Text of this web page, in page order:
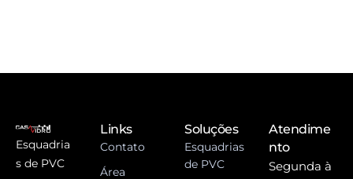
Esquadria
s de PVC
Links
Contato
Área
Soluções
Esquadrias
de PVC
Atendime
nto
Segunda à